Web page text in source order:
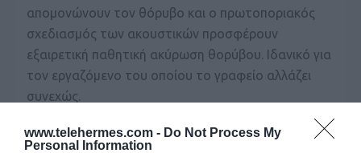
www.telehermes.com - Do Not Process My
Personal Information
απομονώνουν τον θόρυβο και ο πρωτοποριακός
σχεδιασμός των ακουστικών προσφέρουν
εξαιρετική παθητική ακύρωση θορύβου. Ιδανικό για
τον εργαζόμενο του οποίου το γραφείο αλλάζει
συνεχώς.
Το Evolve2 30 γνωρίζει αυτόματα πότε χρειάζεστε